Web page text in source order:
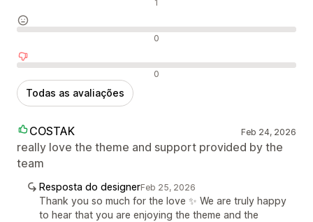
1
0
0
Todas as avaliações
COSTAK Feb 24, 2026
really love the theme and support provided by the
team
Resposta do designerFeb 25, 2026
Thank you so much for the love ✨ We are truly happy
to hear that you are enjoying the theme and the